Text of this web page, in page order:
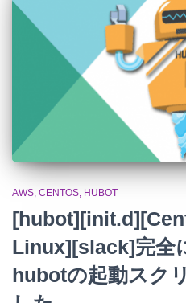
AWS CENTOS HUBOT
Linux][slack]完全
hubotの起動スク